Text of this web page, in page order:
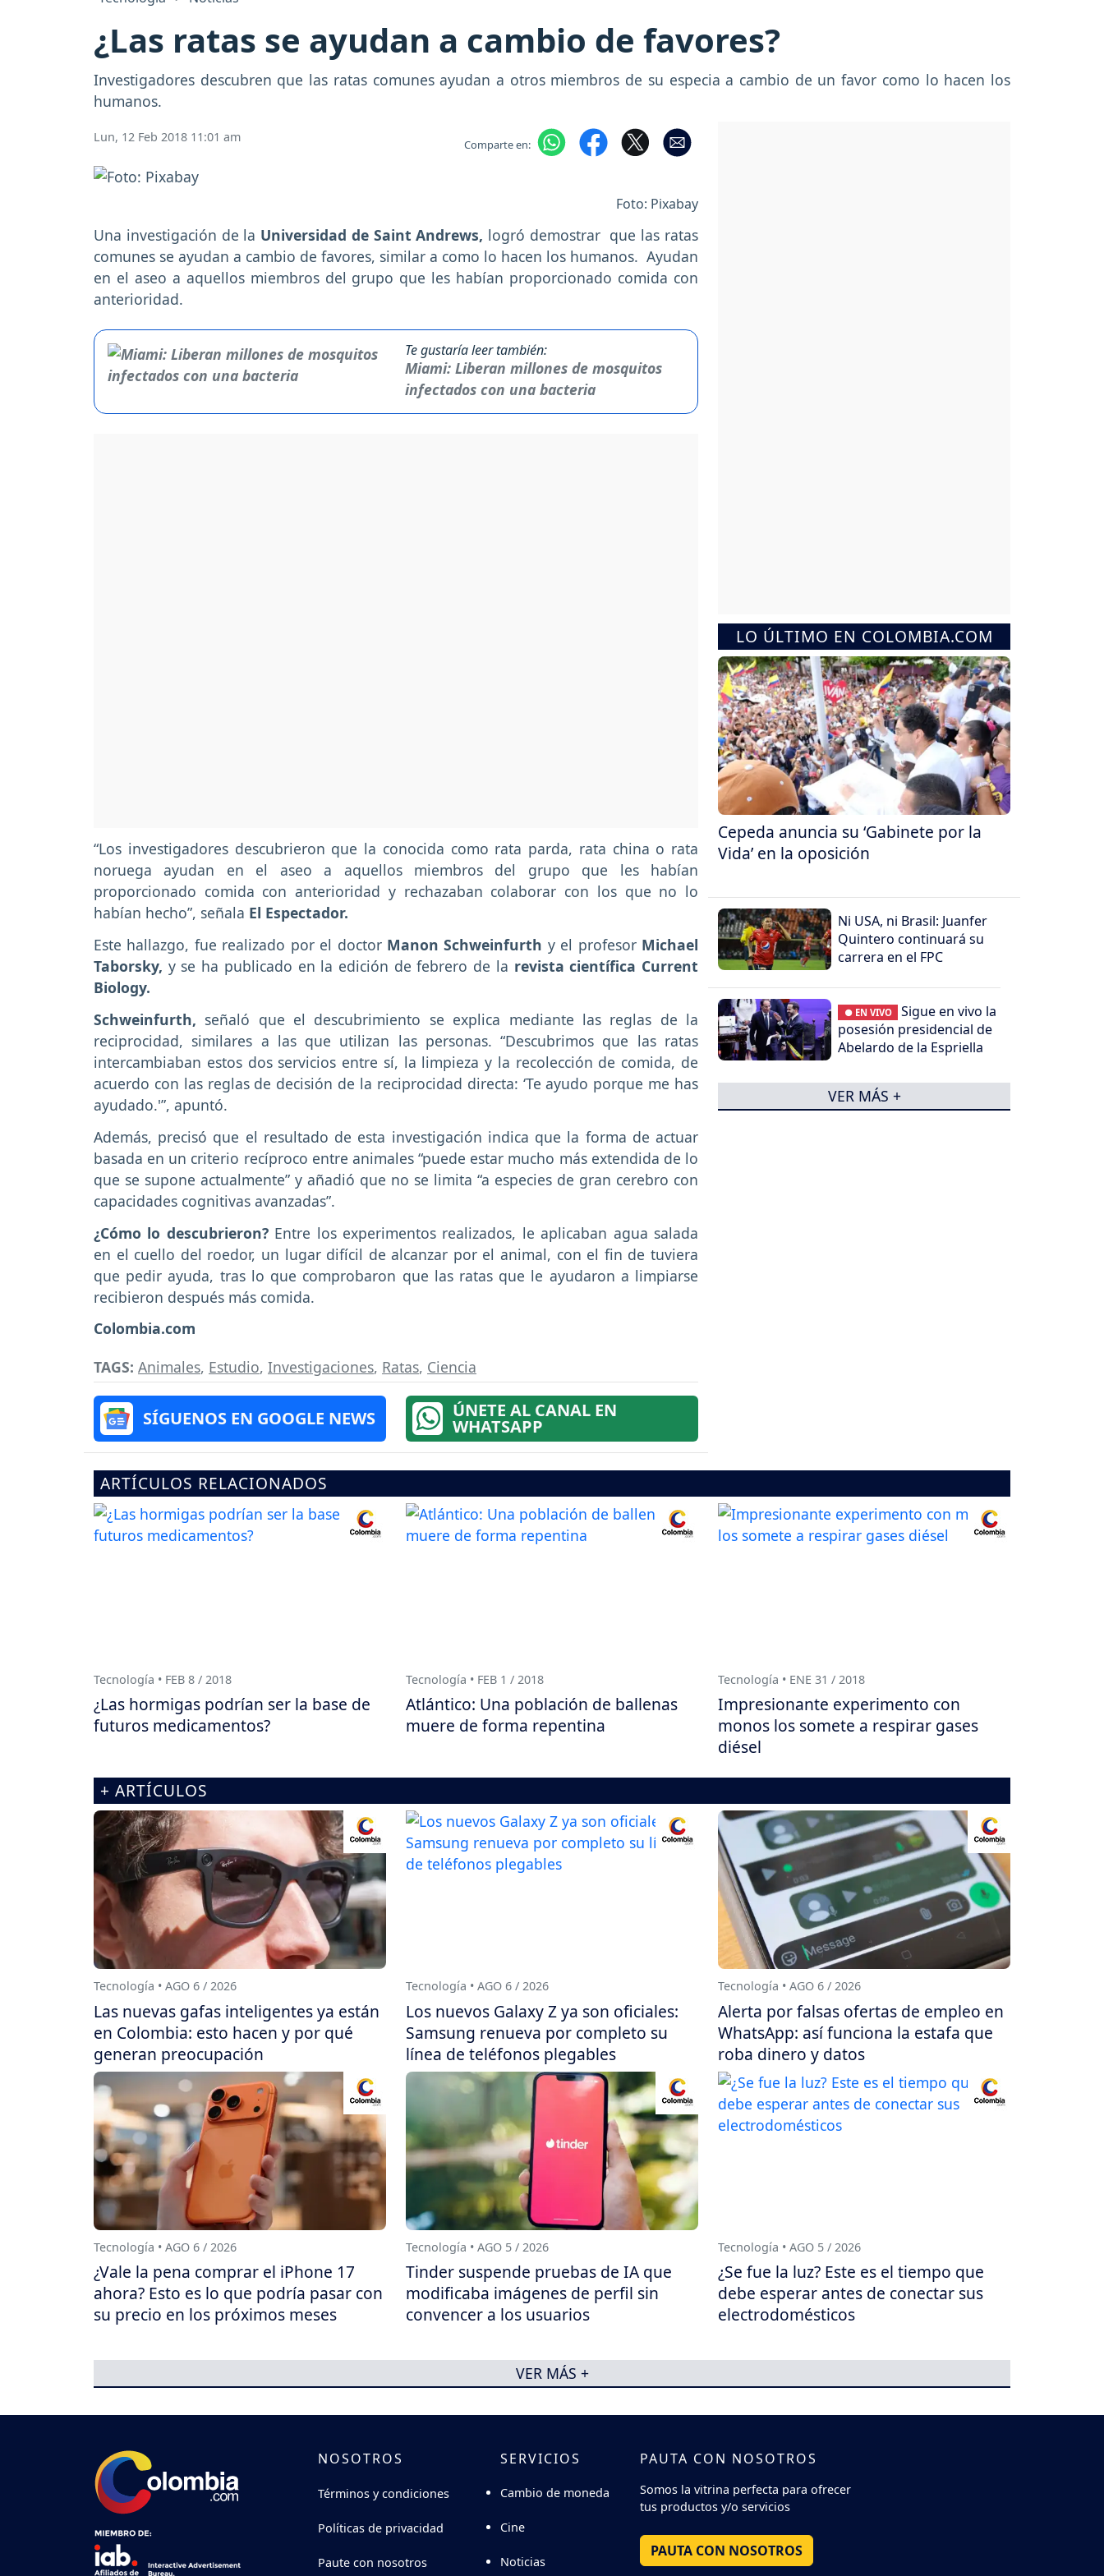
¿Las ratas se ayudan a cambio de favores?
Investigadores descubren que las ratas comunes ayudan a otros miembros de su especia a cambio de un favor como lo hacen los
humanos.
Lun, 12 Feb 2018 11:01 am Comparte en:
Foto: Pixabay
Una investigación de la Universidad de Saint Andrews, logró demostrar que las ratas
comunes se ayudan a cambio de favores, similar a como lo hacen los humanos. Ayudan
en el aseo a aquellos miembros del grupo que les habían proporcionado comida con
anterioridad.
Te gustaría leer también:
Miami: Liberan millones de mosquitos
infectados con una bacteria
“Los investigadores descubrieron que la conocida como rata parda, rata china o rata
noruega ayudan en el aseo a aquellos miembros del grupo que les habían
proporcionado comida con anterioridad y rechazaban colaborar con los que no lo
habían hecho”, señala El Espectador.
Este hallazgo, fue realizado por el doctor Manon Schweinfurth y el profesor Michael
Taborsky, y se ha publicado en la edición de febrero de la revista científica Current
Biology.
Schweinfurth, señaló que el descubrimiento se explica mediante las reglas de la
reciprocidad, similares a las que utilizan las personas. “Descubrimos que las ratas
intercambiaban estos dos servicios entre sí, la limpieza y la recolección de comida, de
acuerdo con las reglas de decisión de la reciprocidad directa: ‘Te ayudo porque me has
ayudado.'”, apuntó.
Además, precisó que el resultado de esta investigación indica que la forma de actuar
basada en un criterio recíproco entre animales “puede estar mucho más extendida de lo
que se supone actualmente” y añadió que no se limita “a especies de gran cerebro con
capacidades cognitivas avanzadas”.
¿Cómo lo descubrieron? Entre los experimentos realizados, le aplicaban agua salada
en el cuello del roedor, un lugar difícil de alcanzar por el animal, con el fin de tuviera
que pedir ayuda, tras lo que comprobaron que las ratas que le ayudaron a limpiarse
recibieron después más comida.
Colombia.com
TAGS: Animales, Estudio, Investigaciones, Ratas, Ciencia
SÍGUENOS EN GOOGLE NEWS ÚNETE AL CANAL EN
WHATSAPP
LO ÚLTIMO EN COLOMBIA.COM
Cepeda anuncia su ‘Gabinete por la
Vida’ en la oposición
Ni USA, ni Brasil: Juanfer
Quintero continuará su
carrera en el FPC
● EN VIVO
Sigue en vivo la
posesión presidencial de
Abelardo de la Espriella
VER MÁS +
ARTÍCULOS RELACIONADOS
Tecnología • FEB 8 / 2018
¿Las hormigas podrían ser la base de
futuros medicamentos?
Tecnología • FEB 1 / 2018
Atlántico: Una población de ballenas
muere de forma repentina
Tecnología • ENE 31 / 2018
Impresionante experimento con
monos los somete a respirar gases
diésel
+ ARTÍCULOS
Tecnología • AGO 6 / 2026
Las nuevas gafas inteligentes ya están
en Colombia: esto hacen y por qué
generan preocupación
Tecnología • AGO 6 / 2026
Los nuevos Galaxy Z ya son oficiales:
Samsung renueva por completo su
línea de teléfonos plegables
Tecnología • AGO 6 / 2026
Alerta por falsas ofertas de empleo en
WhatsApp: así funciona la estafa que
roba dinero y datos
Tecnología • AGO 6 / 2026
¿Vale la pena comprar el iPhone 17
ahora? Esto es lo que podría pasar con
su precio en los próximos meses
Tecnología • AGO 5 / 2026
Tinder suspende pruebas de IA que
modificaba imágenes de perfil sin
convencer a los usuarios
Tecnología • AGO 5 / 2026
¿Se fue la luz? Este es el tiempo que
debe esperar antes de conectar sus
electrodomésticos
VER MÁS +
NOSOTROS
Términos y condiciones
Políticas de privacidad
Paute con nosotros
SERVICIOS
Cambio de moneda
Cine
Noticias
PAUTA CON NOSOTROS
Somos la vitrina perfecta para ofrecer
tus productos y/o servicios
PAUTA CON NOSOTROS